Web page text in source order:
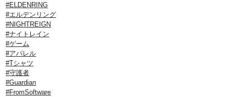
#ELDENRING
#エルデンリング
#NIGHTREIGN
#ナイトレイン
#ゲーム
#アパレル
#Tシャツ
#守護者
#Guardian
#FromSoftware